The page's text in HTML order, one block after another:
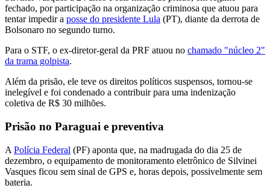
fechado, por participação na organização criminosa que atuou para
tentar impedir a posse do presidente Lula (PT), diante da derrota de
Bolsonaro no segundo turno.
Para o STF, o ex-diretor-geral da PRF atuou no chamado "núcleo 2"
da trama golpista.
Além da prisão, ele teve os direitos políticos suspensos, tornou-se
inelegível e foi condenado a contribuir para uma indenização
coletiva de R$ 30 milhões.
Prisão no Paraguai e preventiva
A Polícia Federal (PF) aponta que, na madrugada do dia 25 de
dezembro, o equipamento de monitoramento eletrônico de Silvinei
Vasques ficou sem sinal de GPS e, horas depois, possivelmente sem
bateria.